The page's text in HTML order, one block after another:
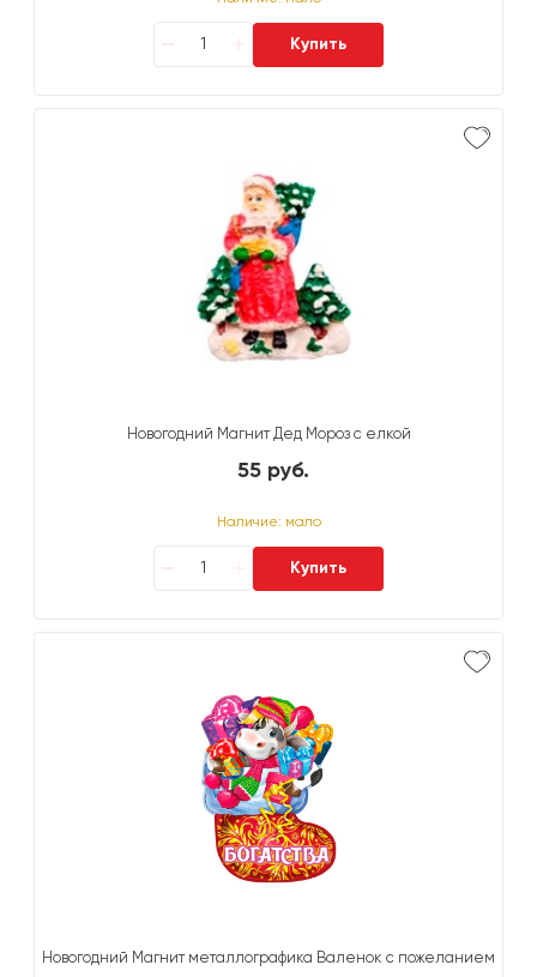
Купить
Новогодний Магнит Дед Мороз c елкой
55 руб.
Наличие: мало
Купить
Новогодний Магнит металлографика Валенок с пожеланием